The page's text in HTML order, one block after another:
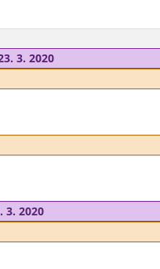
3. 2020
3. 2020